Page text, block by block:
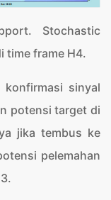
Stochastic
time frame H4.
sinyal
potensi target di
jika tembus ke
pelemahan